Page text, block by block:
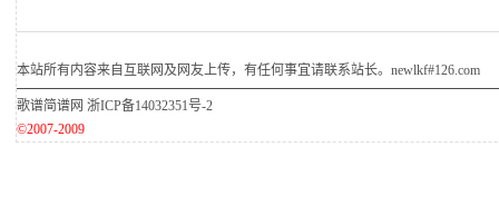
本站所有内容来自互联网及网友上传，有任何事宜请联系站长。newlkf#126.com
歌谱简谱网 浙ICP备14032351号-2
©2007-2009